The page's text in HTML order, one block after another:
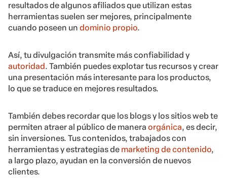
resultados de algunos afiliados que utilizan estas
herramientas suelen ser mejores, principalmente
cuando poseen un dominio propio.
Así, tu divulgación transmite más confiabilidad y
autoridad. También puedes explotar tus recursos y crear
una presentación más interesante para los productos,
lo que se traduce en mejores resultados.
También debes recordar que los blogs y los sitios web te
permiten atraer al público de manera orgánica, es decir,
sin inversiones. Tus contenidos, trabajados con
herramientas y estrategias de marketing de contenido,
a largo plazo, ayudan en la conversión de nuevos
clientes.